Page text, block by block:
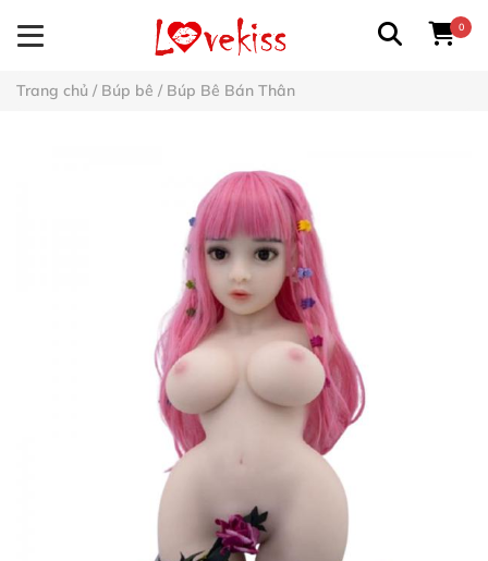
0
Trang chủ / Búp bê / Búp Bê Bán Thân